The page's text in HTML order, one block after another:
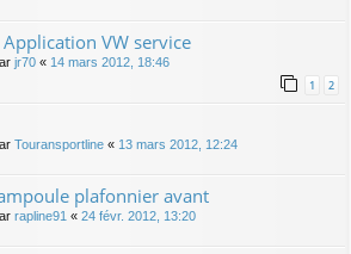
VW service
jr70 « 14 mars 2012, 18:46
1 2
Touransportline « 13 mars 2012, 12:24
plafonnier avant
rapline91 « 24 févr. 2012, 13:20